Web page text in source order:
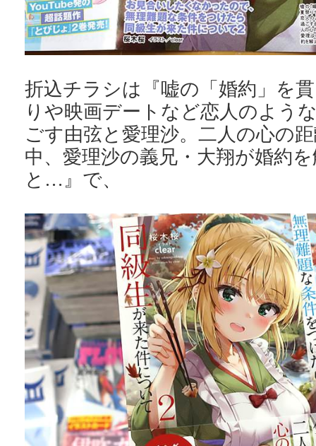
折込チラシは『嘘の「婚約」を
りや映画デートなど恋人のよう
ごす由弦と愛理沙。二人の心の
中、愛理沙の義兄・大翔が婚約
と…』で、